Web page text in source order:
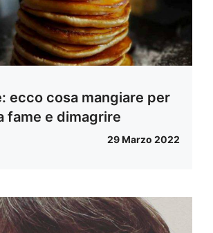
ecco cosa mangiare per
fame e dimagrire
29 Marzo 2022